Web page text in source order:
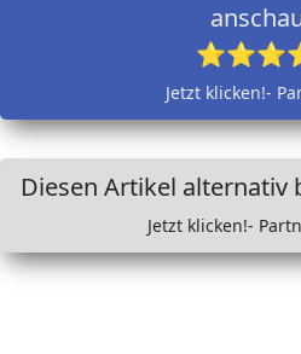
Jetzt klicken!-
Diesen Artikel alternativ
Jetzt klicken!-